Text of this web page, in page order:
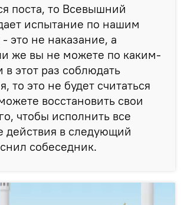
поста, то Всевышний
испытание по нашим
это не наказание, а
же вы не можете по каким-
этот раз соблюдать
то это не будет считаться
восстановить свои
чтобы исполнить все
действия в следующий
собеседник.